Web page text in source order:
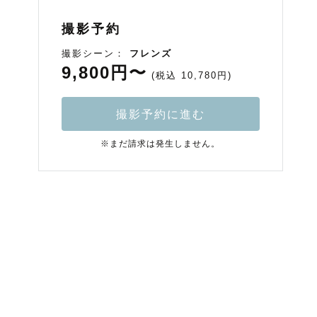
撮影予約
撮影シーン： フレンズ
9,800円〜 (税込 10,780円)
撮影予約に進む
※まだ請求は発生しません。